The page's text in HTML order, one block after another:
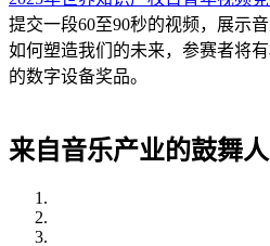
提交一段60至90秒的视频，展示
如何塑造我们的未来，参赛者将
的数字设备奖品。
来自音乐产业的鼓舞